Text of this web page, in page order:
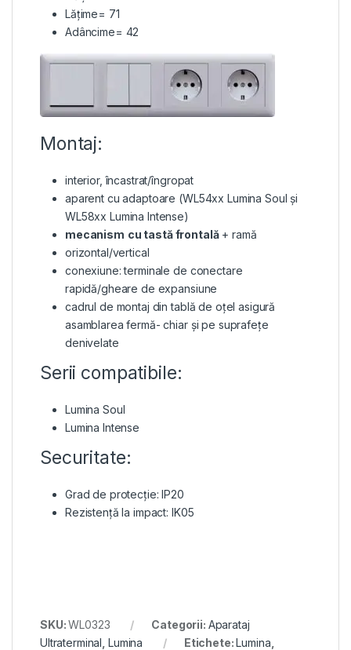
Lățime= 71
Adâncime= 42
Montaj:
interior, încastrat/îngropat
aparent cu adaptoare (WL54xx Lumina Soul și
WL58xx Lumina Intense)
mecanism cu tastă frontală+ ramă
orizontal/vertical
conexiune: terminale de conectare
rapidă/gheare de expansiune
cadrul de montaj din tablă de oțel asigură
asamblarea fermă- chiar și pe suprafețe
denivelate
Serii compatibile:
Lumina Soul
Lumina Intense
Securitate:
Grad de protecție: IP20
Rezistență la impact: IK05
SKU:WL0323 Categorii: Aparataj
Ultraterminal Lumina Etichete:Lumina